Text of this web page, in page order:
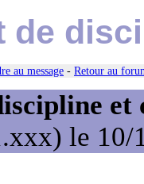
de
au message - Retour au
et
le 10/